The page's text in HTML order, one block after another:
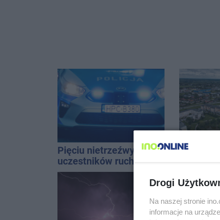
Pięciu nietrzeźwych
uczestników ruchu
wpadło w ręce policji.
Rekordzista miał 2,6
Upały, a
Drogi
Na naszej stronie
informacje na